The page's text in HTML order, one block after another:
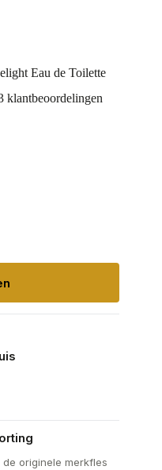
Eau de Toilette
klantbeoordelingen
originele merkfles